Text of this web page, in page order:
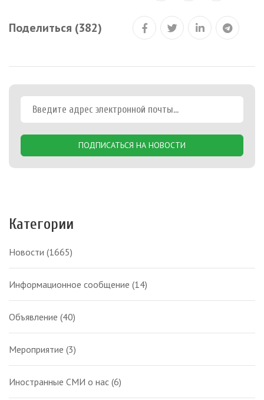
Поделиться (382)
ПОДПИСАТЬСЯ НА НОВОСТИ
Категории
Новости (1665)
Информационное сообщение (14)
Объявление (40)
Мероприятие (3)
Иностранные СМИ о нас (6)